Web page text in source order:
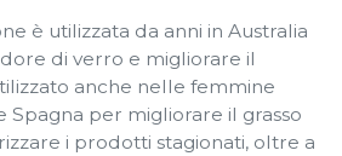
è utilizzata da anni in Australia
di verro e migliorare il
anche nelle femmine
Spagna per migliorare il grasso
i prodotti stagionati, oltre a